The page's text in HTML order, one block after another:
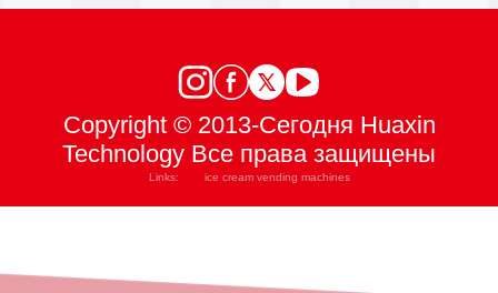
Copyright © 2013-Сегодня Huaxin
Technology Все права защищены
Links: ice cream vending machines